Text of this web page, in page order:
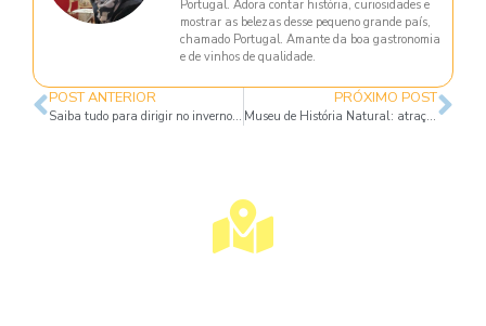
Portugal. Adora contar história, curiosidades e
mostrar as belezas desse pequeno grande país,
chamado Portugal. Amante da boa gastronomia
e de vinhos de qualidade.
POST ANTERIOR
Saiba tudo para dirigir no inverno europeu
PRÓXIMO POST
Museu de História Natural: atração para adultos e crianças